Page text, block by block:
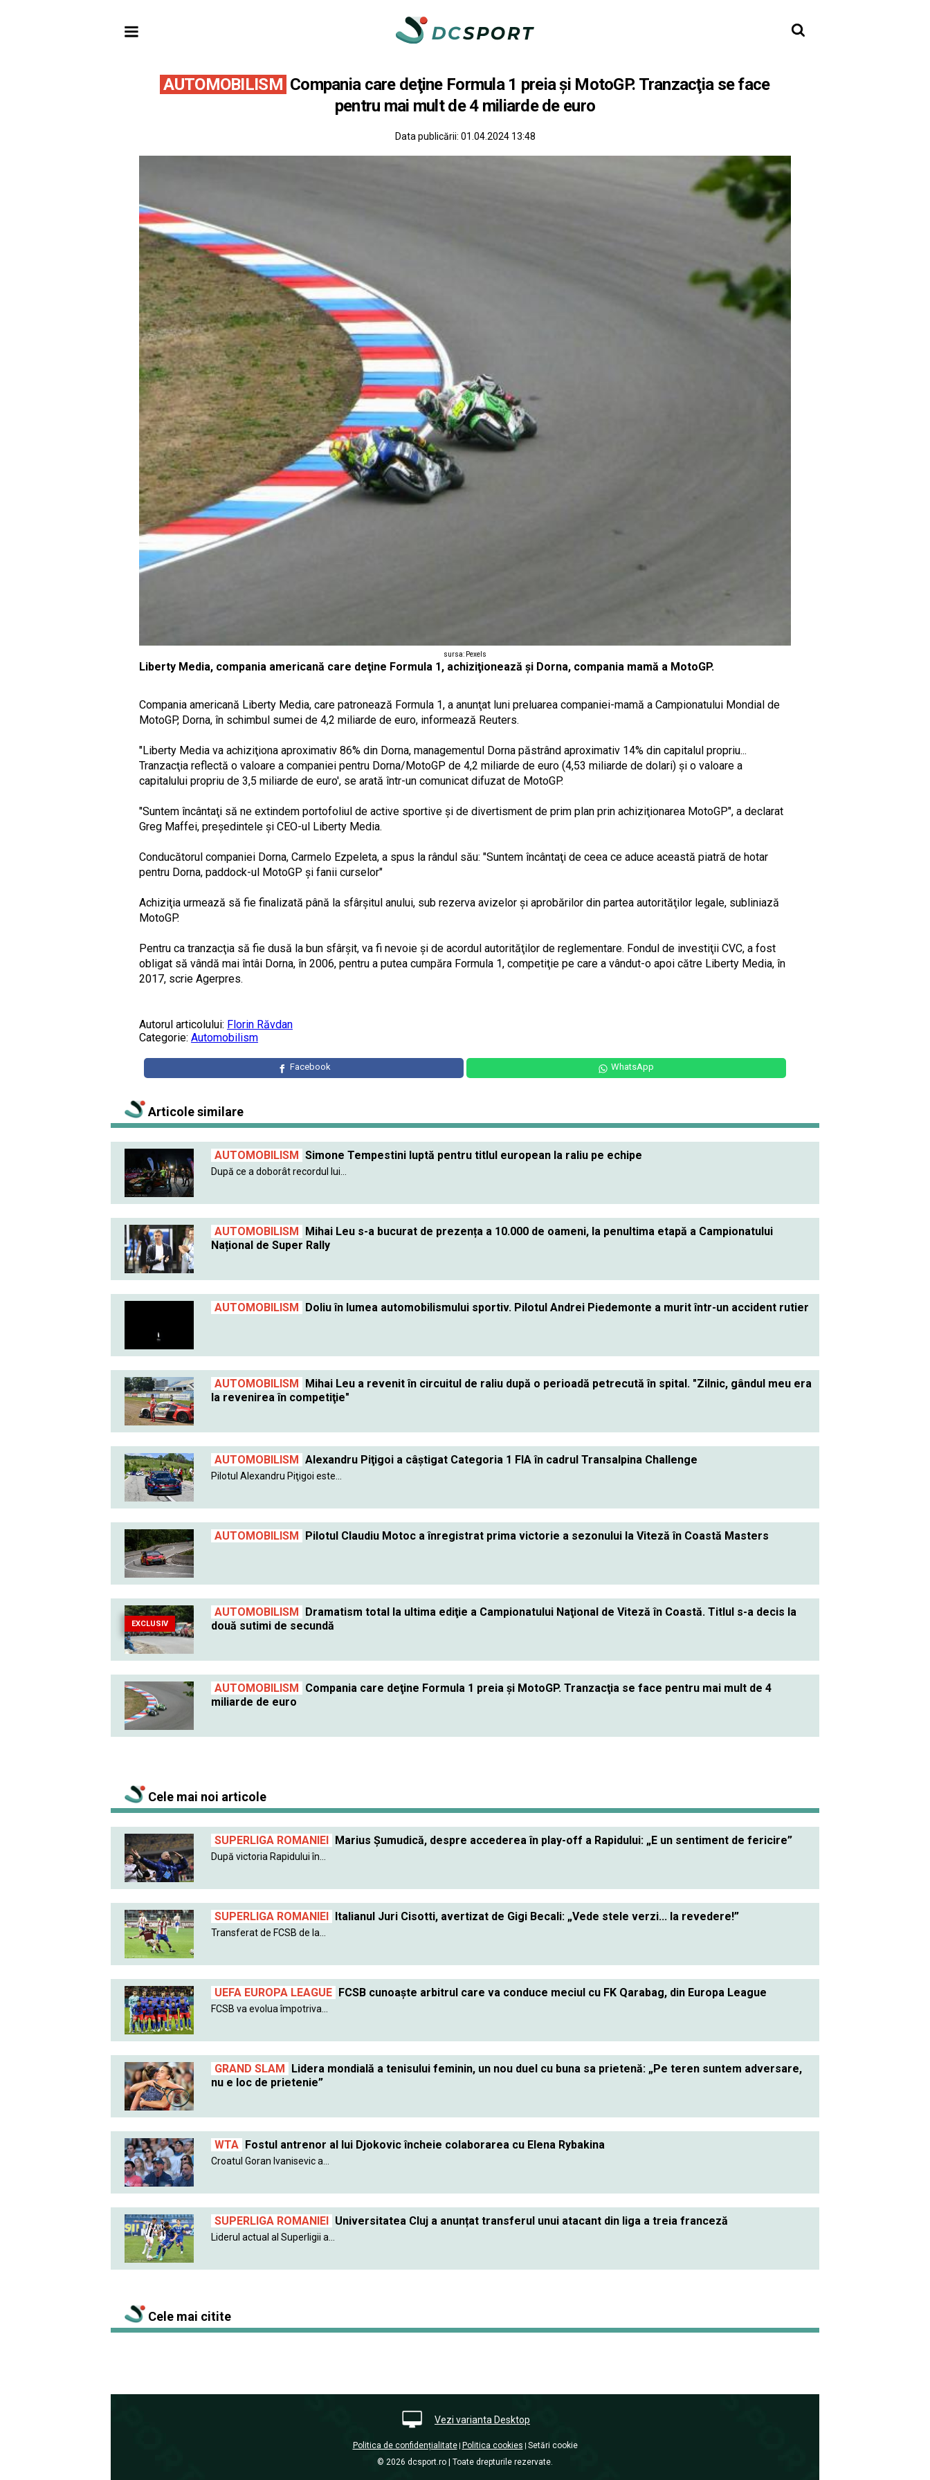
AUTOMOBILISM Compania care deţine Formula 1 preia şi MotoGP. Tranzacţia se face
pentru mai mult de 4 miliarde de euro
Data publicării: 01.04.2024 13:48
sursa: Pexels
Liberty Media, compania americană care deţine Formula 1, achiziţionează şi Dorna, compania mamă a MotoGP.
Compania americană Liberty Media, care patronează Formula 1, a anunţat luni preluarea companiei-mamă a Campionatului Mondial de
MotoGP, Dorna, în schimbul sumei de 4,2 miliarde de euro, informează Reuters.
"Liberty Media va achiziţiona aproximativ 86% din Dorna, managementul Dorna păstrând aproximativ 14% din capitalul propriu...
Tranzacţia reflectă o valoare a companiei pentru Dorna/MotoGP de 4,2 miliarde de euro (4,53 miliarde de dolari) şi o valoare a
capitalului propriu de 3,5 miliarde de euro', se arată într-un comunicat difuzat de MotoGP.
"Suntem încântaţi să ne extindem portofoliul de active sportive şi de divertisment de prim plan prin achiziţionarea MotoGP", a declarat
Greg Maffei, preşedintele şi CEO-ul Liberty Media.
Conducătorul companiei Dorna, Carmelo Ezpeleta, a spus la rândul său: "Suntem încântaţi de ceea ce aduce această piatră de hotar
pentru Dorna, paddock-ul MotoGP şi fanii curselor"
Achiziţia urmează să fie finalizată până la sfârşitul anului, sub rezerva avizelor şi aprobărilor din partea autorităţilor legale, subliniază
MotoGP.
Pentru ca tranzacţia să fie dusă la bun sfârşit, va fi nevoie şi de acordul autorităţilor de reglementare. Fondul de investiţii CVC, a fost
obligat să vândă mai întâi Dorna, în 2006, pentru a putea cumpăra Formula 1, competiţie pe care a vândut-o apoi către Liberty Media, în
2017, scrie Agerpres.
Autorul articolului: Florin Răvdan
Categorie: Automobilism
Facebook WhatsApp
Articole similare
AUTOMOBILISM Simone Tempestini luptă pentru titlul european la raliu pe echipe
După ce a doborât recordul lui...
AUTOMOBILISM Mihai Leu s-a bucurat de prezența a 10.000 de oameni, la penultima etapă a Campionatului
Național de Super Rally
AUTOMOBILISM Doliu în lumea automobilismului sportiv. Pilotul Andrei Piedemonte a murit într-un accident rutier
AUTOMOBILISM Mihai Leu a revenit în circuitul de raliu după o perioadă petrecută în spital. "Zilnic, gândul meu era
la revenirea în competiţie"
AUTOMOBILISM Alexandru Piţigoi a câştigat Categoria 1 FIA în cadrul Transalpina Challenge
Pilotul Alexandru Piţigoi este...
AUTOMOBILISM Pilotul Claudiu Motoc a înregistrat prima victorie a sezonului la Viteză în Coastă Masters
EXCLUSIV
AUTOMOBILISM Dramatism total la ultima ediţie a Campionatului Naţional de Viteză în Coastă. Titlul s-a decis la
două sutimi de secundă
AUTOMOBILISM Compania care deţine Formula 1 preia şi MotoGP. Tranzacţia se face pentru mai mult de 4
miliarde de euro
Cele mai noi articole
SUPERLIGA ROMANIEI Marius Șumudică, despre accederea în play-off a Rapidului: „E un sentiment de fericire”
După victoria Rapidului în...
SUPERLIGA ROMANIEI Italianul Juri Cisotti, avertizat de Gigi Becali: „Vede stele verzi... la revedere!”
Transferat de FCSB de la...
UEFA EUROPA LEAGUE FCSB cunoaște arbitrul care va conduce meciul cu FK Qarabag, din Europa League
FCSB va evolua împotriva...
GRAND SLAM Lidera mondială a tenisului feminin, un nou duel cu buna sa prietenă: „Pe teren suntem adversare,
nu e loc de prietenie”
WTA Fostul antrenor al lui Djokovic încheie colaborarea cu Elena Rybakina
Croatul Goran Ivanisevic a...
SUPERLIGA ROMANIEI Universitatea Cluj a anunțat transferul unui atacant din liga a treia franceză
Liderul actual al Superligii a...
Cele mai citite
Vezi varianta Desktop
Politica de confidențialitate| Politica cookies Setări cookie
© 2026 dcsport.ro | Toate drepturile rezervate.